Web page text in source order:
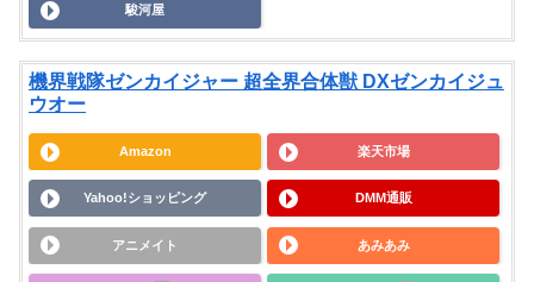
駿河屋
機界戦隊ゼンカイジャー 超全界合体獣 DXゼンカイジュ
ウオー
Amazon 楽天市場
Yahoo!ショッピング DMM通販
アニメイト あみあみ